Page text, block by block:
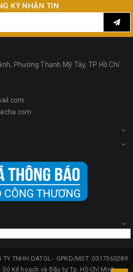
KÝ NHẬN TIN
Phường Thạnh Mỹ Tây, TP Hồ Chí
TY TNHH DATOL - GPKD/MST: 0317365289
Kế hoạch và Đầu tư Tp. Hồ Chí Minh.